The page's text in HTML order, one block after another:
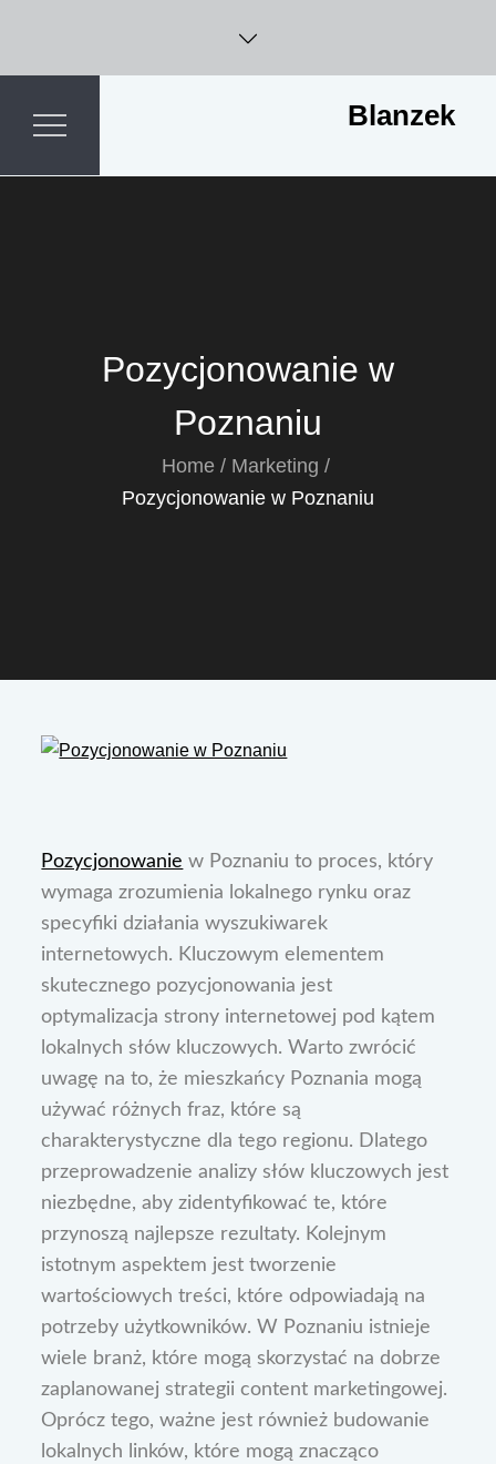
content
Blanzek
Pozycjonowanie w
Poznaniu
Home
Marketing
Pozycjonowanie w Poznaniu
Pozycjonowanie w Poznaniu to proces, który
wymaga zrozumienia lokalnego rynku oraz
specyfiki działania wyszukiwarek
internetowych. Kluczowym elementem
skutecznego pozycjonowania jest
optymalizacja strony internetowej pod kątem
lokalnych słów kluczowych. Warto zwrócić
uwagę na to, że mieszkańcy Poznania mogą
używać różnych fraz, które są
charakterystyczne dla tego regionu. Dlatego
przeprowadzenie analizy słów kluczowych jest
niezbędne, aby zidentyfikować te, które
przynoszą najlepsze rezultaty. Kolejnym
istotnym aspektem jest tworzenie
wartościowych treści, które odpowiadają na
potrzeby użytkowników. W Poznaniu istnieje
wiele branż, które mogą skorzystać na dobrze
zaplanowanej strategii content marketingowej.
Oprócz tego, ważne jest również budowanie
lokalnych linków, które mogą znacząco